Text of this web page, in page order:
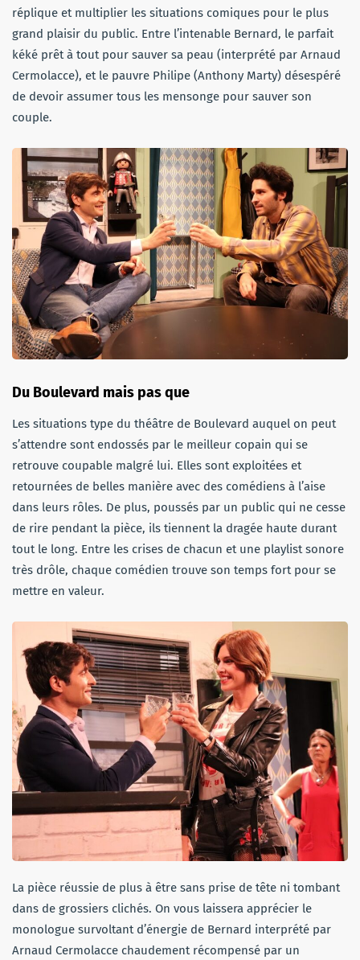
réplique et multiplier les situations comiques pour le plus
grand plaisir du public. Entre l’intenable Bernard, le parfait
kéké prêt à tout pour sauver sa peau (interprété par Arnaud
Cermolacce), et le pauvre Philipe (Anthony Marty) désespéré
de devoir assumer tous les mensonge pour sauver son
couple.
Du Boulevard mais pas que
Les situations type du théâtre de Boulevard auquel on peut
s’attendre sont endossés par le meilleur copain qui se
retrouve coupable malgré lui. Elles sont exploitées et
retournées de belles manière avec des comédiens à l’aise
dans leurs rôles. De plus, poussés par un public qui ne cesse
de rire pendant la pièce, ils tiennent la dragée haute durant
tout le long. Entre les crises de chacun et une playlist sonore
très drôle, chaque comédien trouve son temps fort pour se
mettre en valeur.
La pièce réussie de plus à être sans prise de tête ni tombant
dans de grossiers clichés. On vous laissera apprécier le
monologue survoltant d’énergie de Bernard interprété par
Arnaud Cermolacce chaudement récompensé par un